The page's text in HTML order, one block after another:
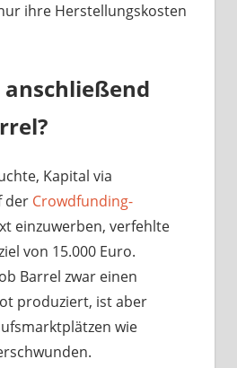
ihre Herstellungskosten
Kapital via
der Crowdfunding-
einzuwerben, verfehlte
von 15.000 Euro.
Barrel zwar einen
produziert, ist aber
wie